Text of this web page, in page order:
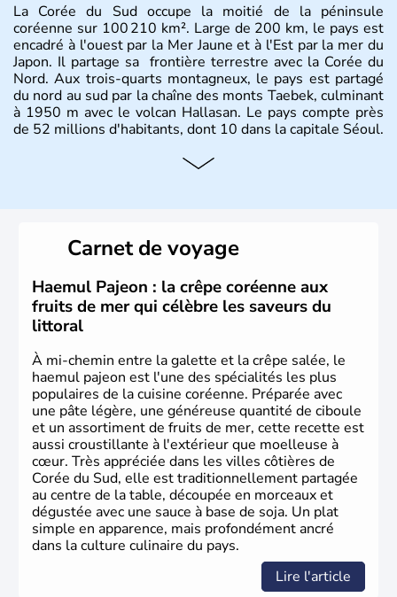
La Corée du Sud occupe la moitié de la péninsule
coréenne sur 100 210 km². Large de 200 km, le pays est
encadré à l'ouest par la Mer Jaune et à l'Est par la mer du
Japon. Il partage sa frontière terrestre avec la Corée du
Nord. Aux trois-quarts montagneux, le pays est partagé
du nord au sud par la chaîne des monts Taebek, culminant
à 1950 m avec le volcan Hallasan. Le pays compte près
de 52 millions d'habitants, dont 10 dans la capitale Séoul.
Histoire et administration
christianisme et le bouddhisme en sont les deux
principales religions. Ce pays partage sa culture avec la
Corée du Nord. Les Jeux Olympiques s’y sont déroulés en
1988, de même que la Coupe du Monde de football en
2002, en collaboration avec le Japon.
Carnet de voyage
Haemul Pajeon : la crêpe coréenne aux
fruits de mer qui célèbre les saveurs du
littoral
À mi-chemin entre la galette et la crêpe salée, le
haemul pajeon est l'une des spécialités les plus
populaires de la cuisine coréenne. Préparée avec
une pâte légère, une généreuse quantité de ciboule
et un assortiment de fruits de mer, cette recette est
aussi croustillante à l'extérieur que moelleuse à
cœur. Très appréciée dans les villes côtières de
Corée du Sud, elle est traditionnellement partagée
au centre de la table, découpée en morceaux et
dégustée avec une sauce à base de soja. Un plat
simple en apparence, mais profondément ancré
dans la culture culinaire du pays.
Lire l'article